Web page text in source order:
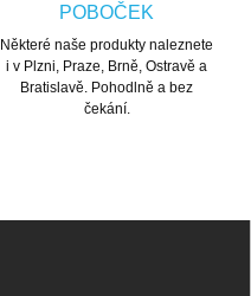
POBOČEK
Některé naše produkty naleznete
i v Plzni, Praze, Brně, Ostravě a
Bratislavě. Pohodlně a bez
čekání.